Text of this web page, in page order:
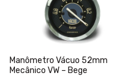
Manômetro Vácuo 52mm
Mecânico VW – Bege